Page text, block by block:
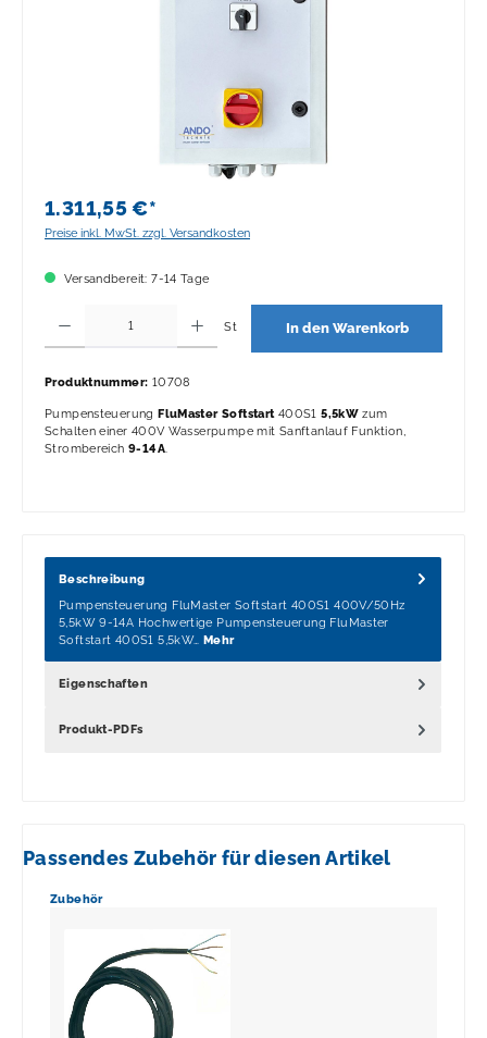
1.311,55 €*
Preise inkl. MwSt. zzgl. Versandkosten
Versandbereit: 7-14 Tage
St In den Warenkorb
Produktnummer: 10708
PumpensteuerungFluMaster Softstart 400S1 5,5kWzum
Schalten einer 400V Wasserpumpe mit Sanftanlauf Funktion,
Strombereich 9-14A.
Beschreibung
Pumpensteuerung FluMaster Softstart 400S1 400V/50Hz
5,5kW 9-14A Hochwertige Pumpensteuerung FluMaster
Softstart 400S1 5,5kW… Mehr
Eigenschaften
Produkt-PDFs
Passendes Zubehör für diesen Artikel
Produktgalerie überspringen
Zubehör